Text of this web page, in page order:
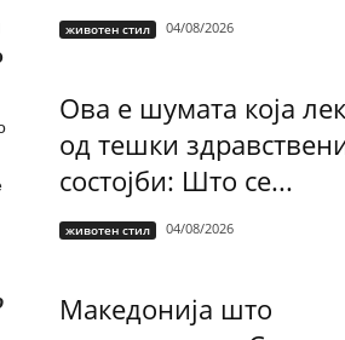
животен стил 04/08/2026
Ова е шумата која
од тешки
состојби: Што се...
животен стил 04/08/2026
Македонија што